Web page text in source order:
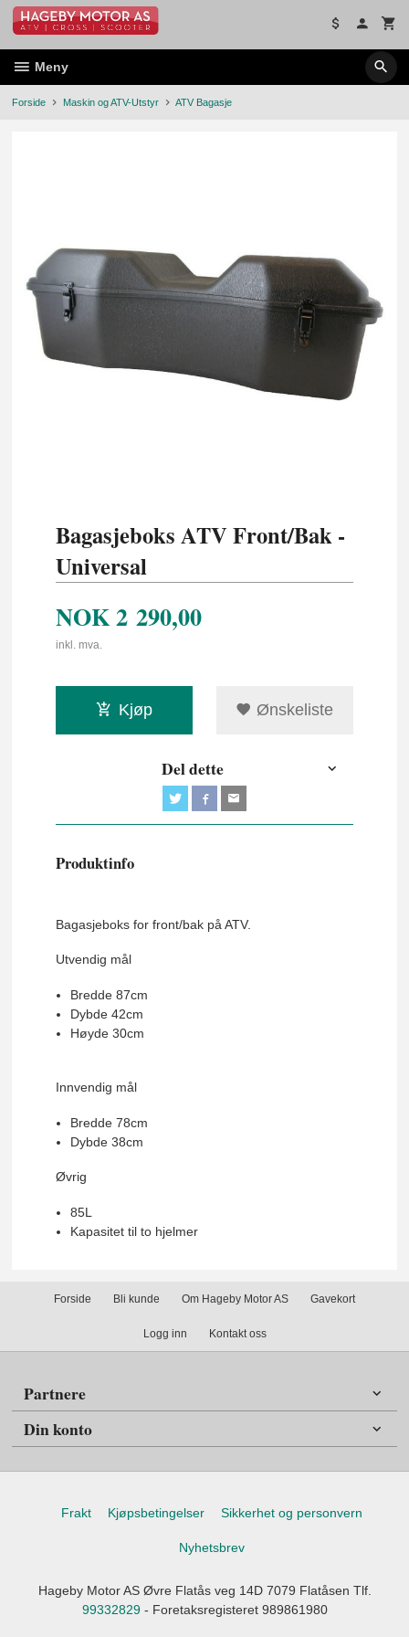
Gå
innholdet
Meny
Forside Maskin og ATV-Utstyr ATV Bagasje
Bagasjeboks ATV Front/Bak -
Universal
NOK2 290,00
inkl. mva.
Kjøp Ønskeliste
Del dette
Produktinfo
Bagasjeboks for front/bak på ATV.
Utvendig mål
Bredde 87cm
Dybde 42cm
Høyde 30cm
Innvendig mål
Bredde 78cm
Dybde 38cm
Øvrig
85L
Kapasitet til to hjelmer
Forside Bli kunde Om Hageby Motor AS Gavekort
Logg inn Kontakt oss
Partnere
Din konto
Frakt Kjøpsbetingelser Sikkerhet og personvern
Nyhetsbrev
Hageby Motor AS Øvre Flatås veg 14D 7079 Flatåsen Tlf.
99332829- Foretaksregisteret 989861980